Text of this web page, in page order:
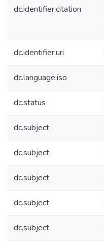
dc.identifier.citation
dc.identifier.uri
dc.language.iso
dc.status
dc.subject
dc.subject
dc.subject
dc.subject
dc.subject